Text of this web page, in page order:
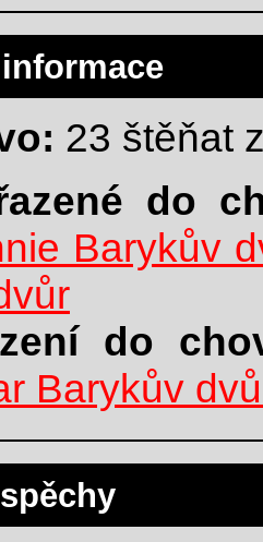
23 štěňat
do
Barykův
do
Barykův